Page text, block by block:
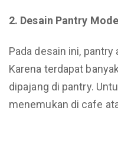
2. Desain Pantry
Pada desain ini,
Karena terdapat
dipajang di pantry.
menemukan di cafe